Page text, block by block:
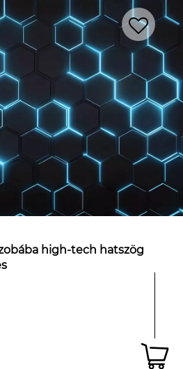
high-tech hatszög